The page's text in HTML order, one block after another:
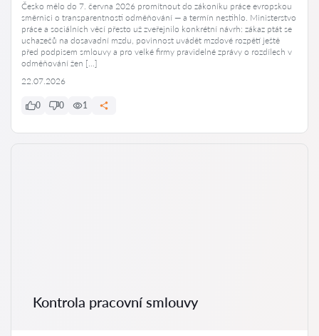
Česko mělo do 7. června 2026 promítnout do zákoníku práce evropskou
směrnici o transparentnosti odměňování — a termín nestihlo. Ministerstvo
práce a sociálních věcí přesto už zveřejnilo konkrétní návrh: zákaz ptát se
uchazečů na dosavadní mzdu, povinnost uvádět mzdové rozpětí ještě
před podpisem smlouvy a pro velké firmy pravidelné zprávy o rozdílech v
odměňování žen […]
22.07.2026
0 0 1
Kontrola pracovní smlouvy